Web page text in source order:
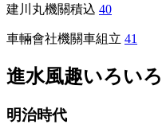
建川丸機關積込 40
車輛會社機關車組立 41
進水風趣いろいろ
明治時代